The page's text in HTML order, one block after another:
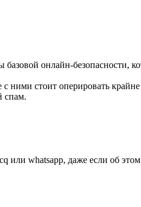
онлайн-безопасности,
ними стоит оперировать
спам.
whatsapp, даже если об